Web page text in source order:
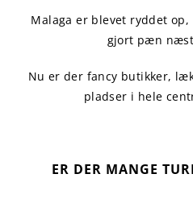
Malaga er blevet ryddet
gjort pæn
Nu er der fancy butikker,
pladser i hele
ER DER MANGE